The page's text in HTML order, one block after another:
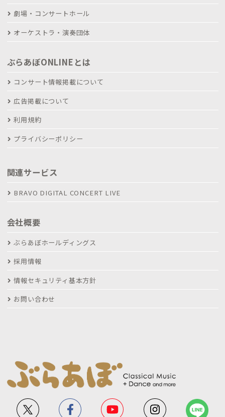
劇場・コンサートホール
オーケストラ・演奏団体
ぶらあぼONLINEとは
コンサート情報掲載について
広告掲載について
利用規約
プライバシーポリシー
関連サービス
BRAVO DIGITAL CONCERT LIVE
会社概要
ぶらあぼホールディングス
採用情報
情報セキュリティ基本方針
お問い合わせ